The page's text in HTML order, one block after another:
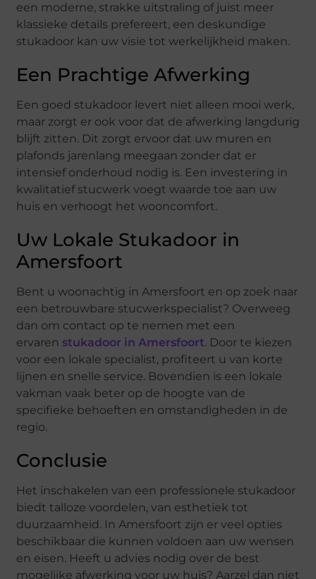
een moderne, strakke uitstraling of juist meer
klassieke details prefereert, een deskundige
stukadoor kan uw visie tot werkelijkheid maken.
Een Prachtige Afwerking
Een goed stukadoor levert niet alleen mooi werk,
maar zorgt er ook voor dat de afwerking langdurig
blijft zitten. Dit zorgt ervoor dat uw muren en
plafonds jarenlang meegaan zonder dat er
intensief onderhoud nodig is. Een investering in
kwalitatief stucwerk voegt waarde toe aan uw
huis en verhoogt het wooncomfort.
Uw Lokale Stukadoor in
Amersfoort
Bent u woonachtig in Amersfoort en op zoek naar
een betrouwbare stucwerkspecialist? Overweeg
dan om contact op te nemen met een
ervaren stukadoor in Amersfoort. Door te kiezen
voor een lokale specialist, profiteert u van korte
lijnen en snelle service. Bovendien is een lokale
vakman vaak beter op de hoogte van de
specifieke behoeften en omstandigheden in de
regio.
Conclusie
Het inschakelen van een professionele stukadoor
biedt talloze voordelen, van esthetiek tot
duurzaamheid. In Amersfoort zijn er veel opties
beschikbaar die kunnen voldoen aan uw wensen
en eisen. Heeft u advies nodig over de best
mogelijke afwerking voor uw huis? Aarzel dan niet